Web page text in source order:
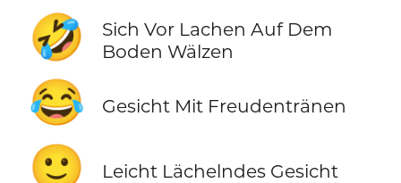
🤣
Sich Vor Lachen Auf Dem
Boden Wälzen
😂 Gesicht Mit Freudentränen
🙂 Leicht Lächelndes Gesicht